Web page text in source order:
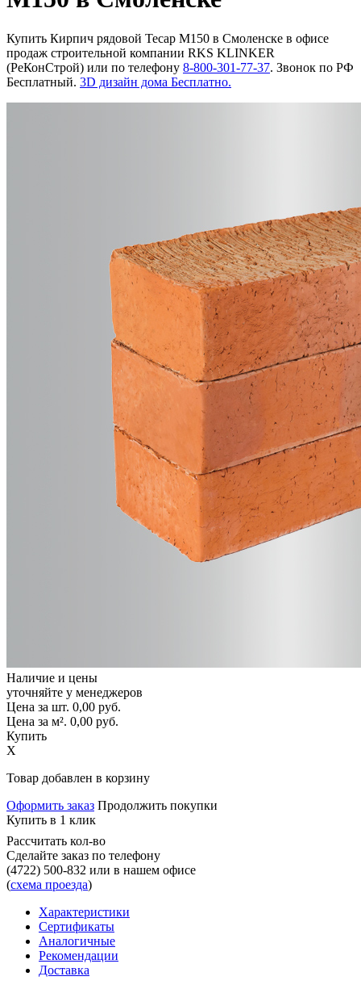
Купить Кирпич рядовой Тесар М150 в Смоленске в офисе
продаж строительной компании RKS KLINKER
(РеКонСтрой) или по телефону 8-800-301-77-37. Звонок по РФ
Бесплатный. 3D дизайн дома Бесплатно.
Наличие и цены
уточняйте у менеджеров
Цена за шт. 0,00 руб.
Цена за м². 0,00 руб.
Купить
X
Товар добавлен в корзину
Оформить заказ Продолжить покупки
Купить в 1 клик
Рассчитать кол-во
Сделайте заказ по телефону
(4722) 500-832 или в нашем офисе
(схема проезда)
Характеристики
Сертификаты
Аналогичные
Рекомендации
Доставка